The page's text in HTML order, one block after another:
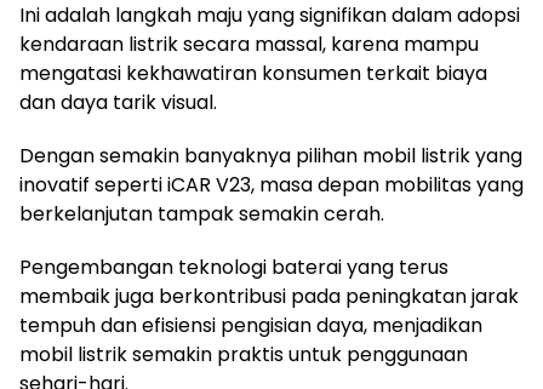
Ini adalah langkah maju yang signifikan dalam adopsi
kendaraan listrik secara massal, karena mampu
mengatasi kekhawatiran konsumen terkait biaya
dan daya tarik visual.
Dengan semakin banyaknya pilihan mobil listrik yang
inovatif seperti iCAR V23, masa depan mobilitas yang
berkelanjutan tampak semakin cerah.
Pengembangan teknologi baterai yang terus
membaik juga berkontribusi pada peningkatan jarak
tempuh dan efisiensi pengisian daya, menjadikan
mobil listrik semakin praktis untuk penggunaan